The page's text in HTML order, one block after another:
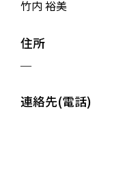
竹内 裕美
住所
—
連絡先(電話)